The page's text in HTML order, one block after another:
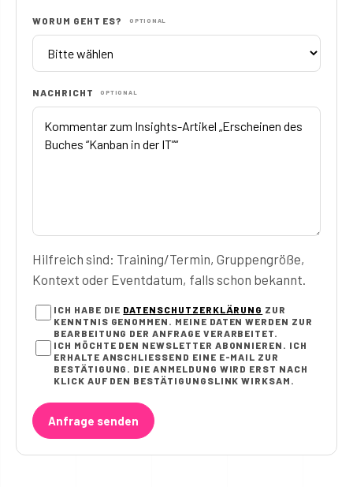
WORUM GEHT ES? OPTIONAL
NACHRICHT OPTIONAL
Hilfreich sind: Training/Termin, Gruppengröße,
Kontext oder Eventdatum, falls schon bekannt.
ICH HABE DIE DATENSCHUTZERKLÄRUNG ZUR
KENNTNIS GENOMMEN. MEINE DATEN WERDEN ZUR
BEARBEITUNG DER ANFRAGE VERARBEITET.
ICH MÖCHTE DEN NEWSLETTER ABONNIEREN. ICH
ERHALTE ANSCHLIESSEND EINE E-MAIL ZUR B
ESTÄTIGUNG. DIE ANMELDUNG WIRD ERST NACH K
LICK AUF DEN BESTÄTIGUNGSLINK WIRKSAM.
Anfrage senden